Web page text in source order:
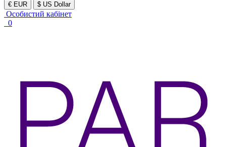
€ EUR
$ US Dollar
Особистий кабінет
0